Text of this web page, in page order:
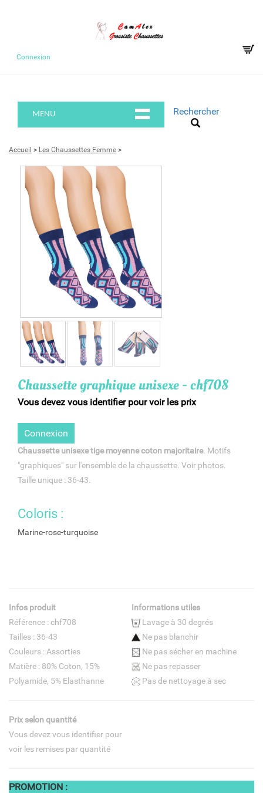
Connexion
MENU Rechercher
Accueil > Les Chaussettes Femme >
Chaussette graphique unisexe - chf708
Vous devez vous identifier pour voir les prix
Connexion
Chaussette unisexe tige moyennecoton majoritaire. Motifs
"graphiques" sur l'ensemble de la chaussette. Voir photos.
Taille unique : 36-43.
Coloris :
Marine-rose-turquoise
Infos produit
Référence : chf708
Tailles : 36-43
Couleurs : Assorties
Matière : 80% Coton, 15%
Polyamide, 5% Elasthanne
Informations utiles
Lavage à 30 degrés
Ne pas blanchir
Ne pas sécher en machine
Ne pas repasser
Pas de nettoyage à sec
Prix selon quantité
Vous devez vous identifier pour
voir les remises par quantité
PROMOTION :